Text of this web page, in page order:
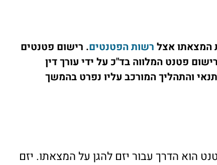
המצאתו אצל רשות הפטנטים. רישום פטנטים
פטנט המלווה בד"כ על ידי עורך דין
והתהליך המורכב עליו נפרט בהמשך
הוא הדרך עבור יזם להגן על המצאתו. יזם